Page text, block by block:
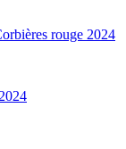
rouge 2024